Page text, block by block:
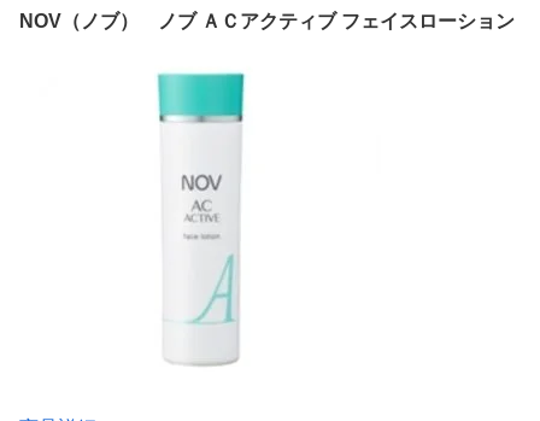
NOV（ノブ） ノブ ＡＣアクティブ フェイスローション